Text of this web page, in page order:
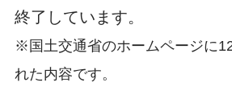
終了しています。
※国土交通省のホームページに
れた内容です。